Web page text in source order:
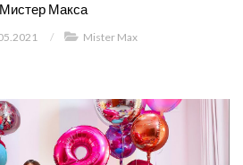
Макса
/ Mister Max